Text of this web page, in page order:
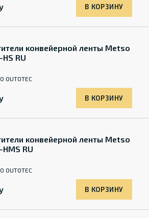
В КОРЗИНУ
конвейерной ленты Metso
HS RU
OUTOTEC
В КОРЗИНУ
конвейерной ленты Metso
HMS RU
OUTOTEC
В КОРЗИНУ